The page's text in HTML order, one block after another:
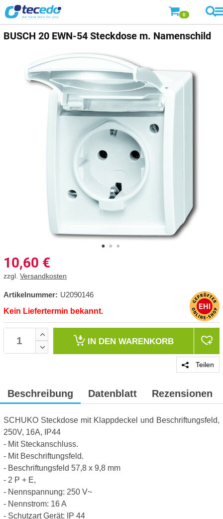
0
BUSCH 20 EWN-54 Steckdose m. Namenschild
10,60 €
zzgl. Versandkosten
Artikelnummer: U2090146
Kein Liefertermin bekannt.
IN DEN WARENKORB
Teilen
Beschreibung Datenblatt Rezensionen
SCHUKO Steckdose mit Klappdeckel und Beschriftungsfeld,
250V, 16A, IP44
- Mit Steckanschluss.
- Mit Beschriftungsfeld.
- Beschriftungsfeld 57,8 x 9,8 mm
- 2 P + E,
- Nennspannung: 250 V~
- Nennstrom: 16 A
- Schutzart Gerät: IP 44